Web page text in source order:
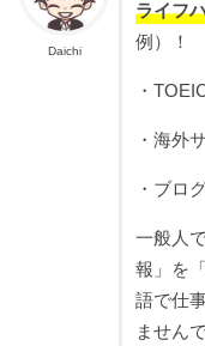
Daichi
ライフ
例）！
・
・海外
・ブロ
一般人
報」を
語で仕
ません